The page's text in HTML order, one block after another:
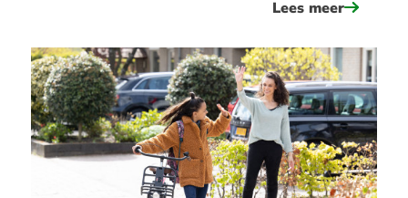
Lees meerover
een
escape-
game
voor
thuis